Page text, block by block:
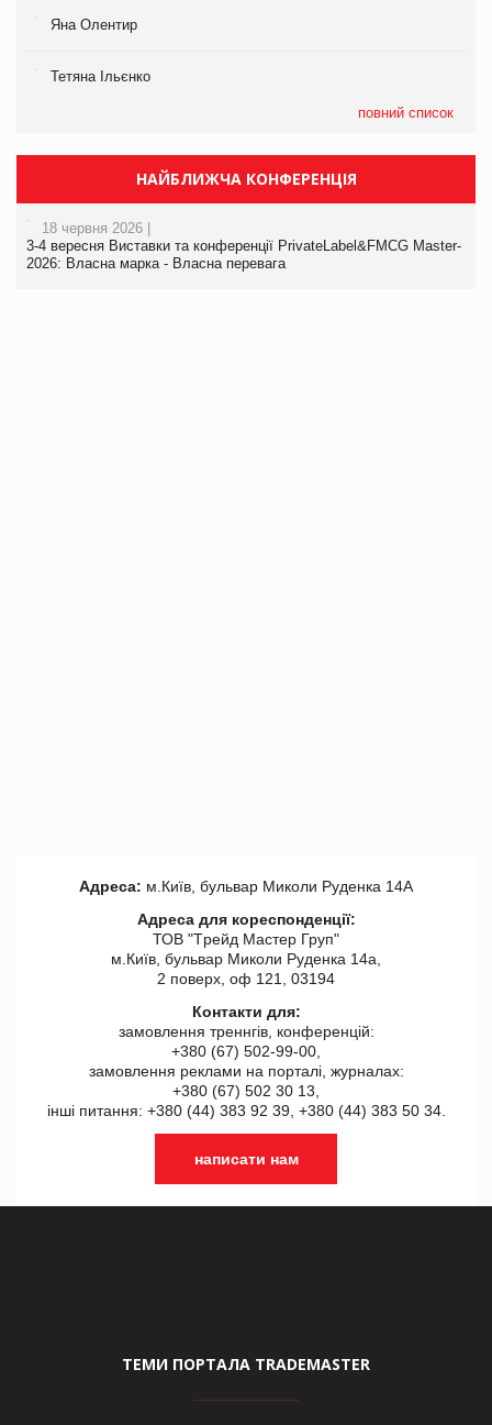
Яна Олентир
Тетяна Ільєнко
повний список
НАЙБЛИЖЧА КОНФЕРЕНЦІЯ
18 червня 2026 |
3-4 вересня Виставки та конференції PrivateLabel&FMCG Master-
2026: Власна марка - Власна перевага
Адреса: м.Київ, бульвар Миколи Руденка 14А
Адреса для кореспонденції:
ТОВ "Tрейд Мастер Груп"
м.Київ, бульвар Миколи Руденка 14а,
2 поверх, оф 121, 03194
Контакти для:
замовлення треннгів, конференцій:
+380 (67) 502-99-00,
замовлення реклами на порталі, журналах:
+380 (67) 502 30 13,
інші питання: +380 (44) 383 92 39, +380 (44) 383 50 34.
написати нам
ТЕМИ ПОРТАЛА TRADEMASTER